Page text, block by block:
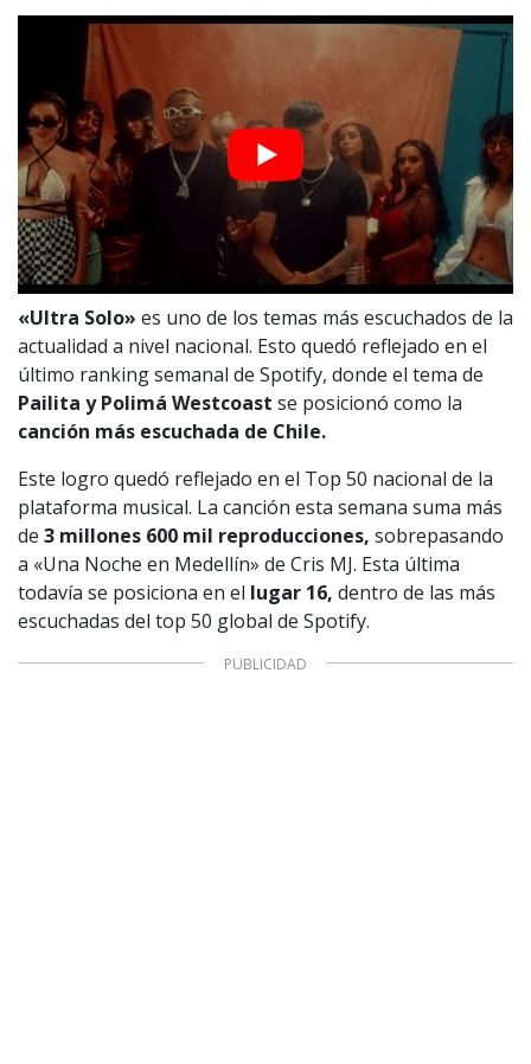
«Ultra Solo» es uno de los temas más escuchados de la
actualidad a nivel nacional. Esto quedó reflejado en el
último ranking semanal de Spotify, donde el tema de
Pailita y Polimá Westcoast se posicionó como la
canción más escuchada de Chile.
Este logro quedó reflejado en el Top 50 nacional de la
plataforma musical. La canción esta semana suma más
de 3 millones 600 mil reproducciones, sobrepasando
a «Una Noche en Medellín» de Cris MJ. Esta última
todavía se posiciona en el lugar 16, dentro de las más
escuchadas del top 50 global de Spotify.